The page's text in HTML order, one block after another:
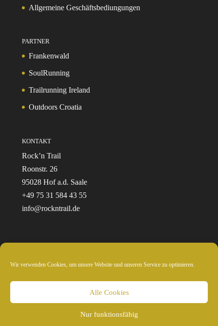
Wir verwenden Cookies, um unsere Website und unseren Service zu optimieren.
Alle Cookies
Nur funktionsfähig
Allgemeine Geschäftsbediungungen
PARTNER
Frankenwald
SoulRunning
Trailrunning Ireland
Outdoors Croatia
KONTAKT
Rock’n Trail
Roonstr. 26
95028 Hof a.d. Saale
+49 75 31 584 43 55
info@rockntrail.de